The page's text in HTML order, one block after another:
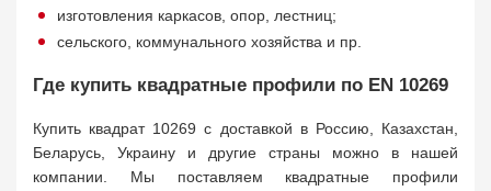
изготовления каркасов, опор, лестниц;
сельского, коммунального хозяйства и пр.
Где купить квадратные профили по EN 10269
Купить квадрат 10269 с доставкой в Россию, Казахстан,
Беларусь, Украину и другие страны можно в нашей
компании. Мы поставляем квадратные профили